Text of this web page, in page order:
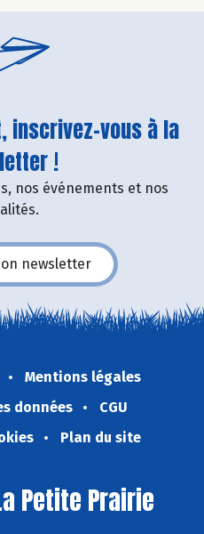
inscrivez-vous à la
!
nos événements et nos
newsletter
Mentions légales
données
CGU
Plan du site
Petite Prairie